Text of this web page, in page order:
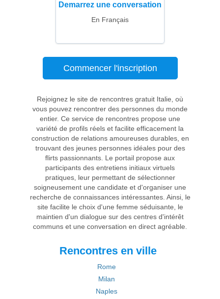
Demarrez une conversation
En Français
Commencer l'inscription
Rejoignez le site de rencontres gratuit Italie, où
vous pouvez rencontrer des personnes du monde
entier. Ce service de rencontres propose une
variété de profils réels et facilite efficacement la
construction de relations amoureuses durables, en
trouvant des jeunes personnes idéales pour des
flirts passionnants. Le portail propose aux
participants des entretiens initiaux virtuels
pratiques, leur permettant de sélectionner
soigneusement une candidate et d'organiser une
recherche de connaissances intéressantes. Ainsi, le
site facilite le choix d'une femme séduisante, le
maintien d'un dialogue sur des centres d'intérêt
communs et une conversation en direct agréable.
Rencontres en ville
Rome
Milan
Naples